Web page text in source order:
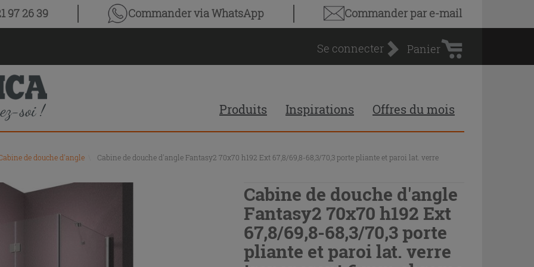
97 26 39 Commander via WhatsApp Commander par e-mail
Se connecter
d'achat
Panier
Produits Inspirations Offres du mois
de douche d'angle
Cabine de douche d'angle Fantasy2 70x70 h192 Ext 67,8/69,8-68,3/70,3 porte pliante et paroi lat. verre
Cabine de douche d'angle
Fantasy2 70x70 h192 Ext
67,8/69,8-68,3/70,3 porte
pliante et paroi lat. verre